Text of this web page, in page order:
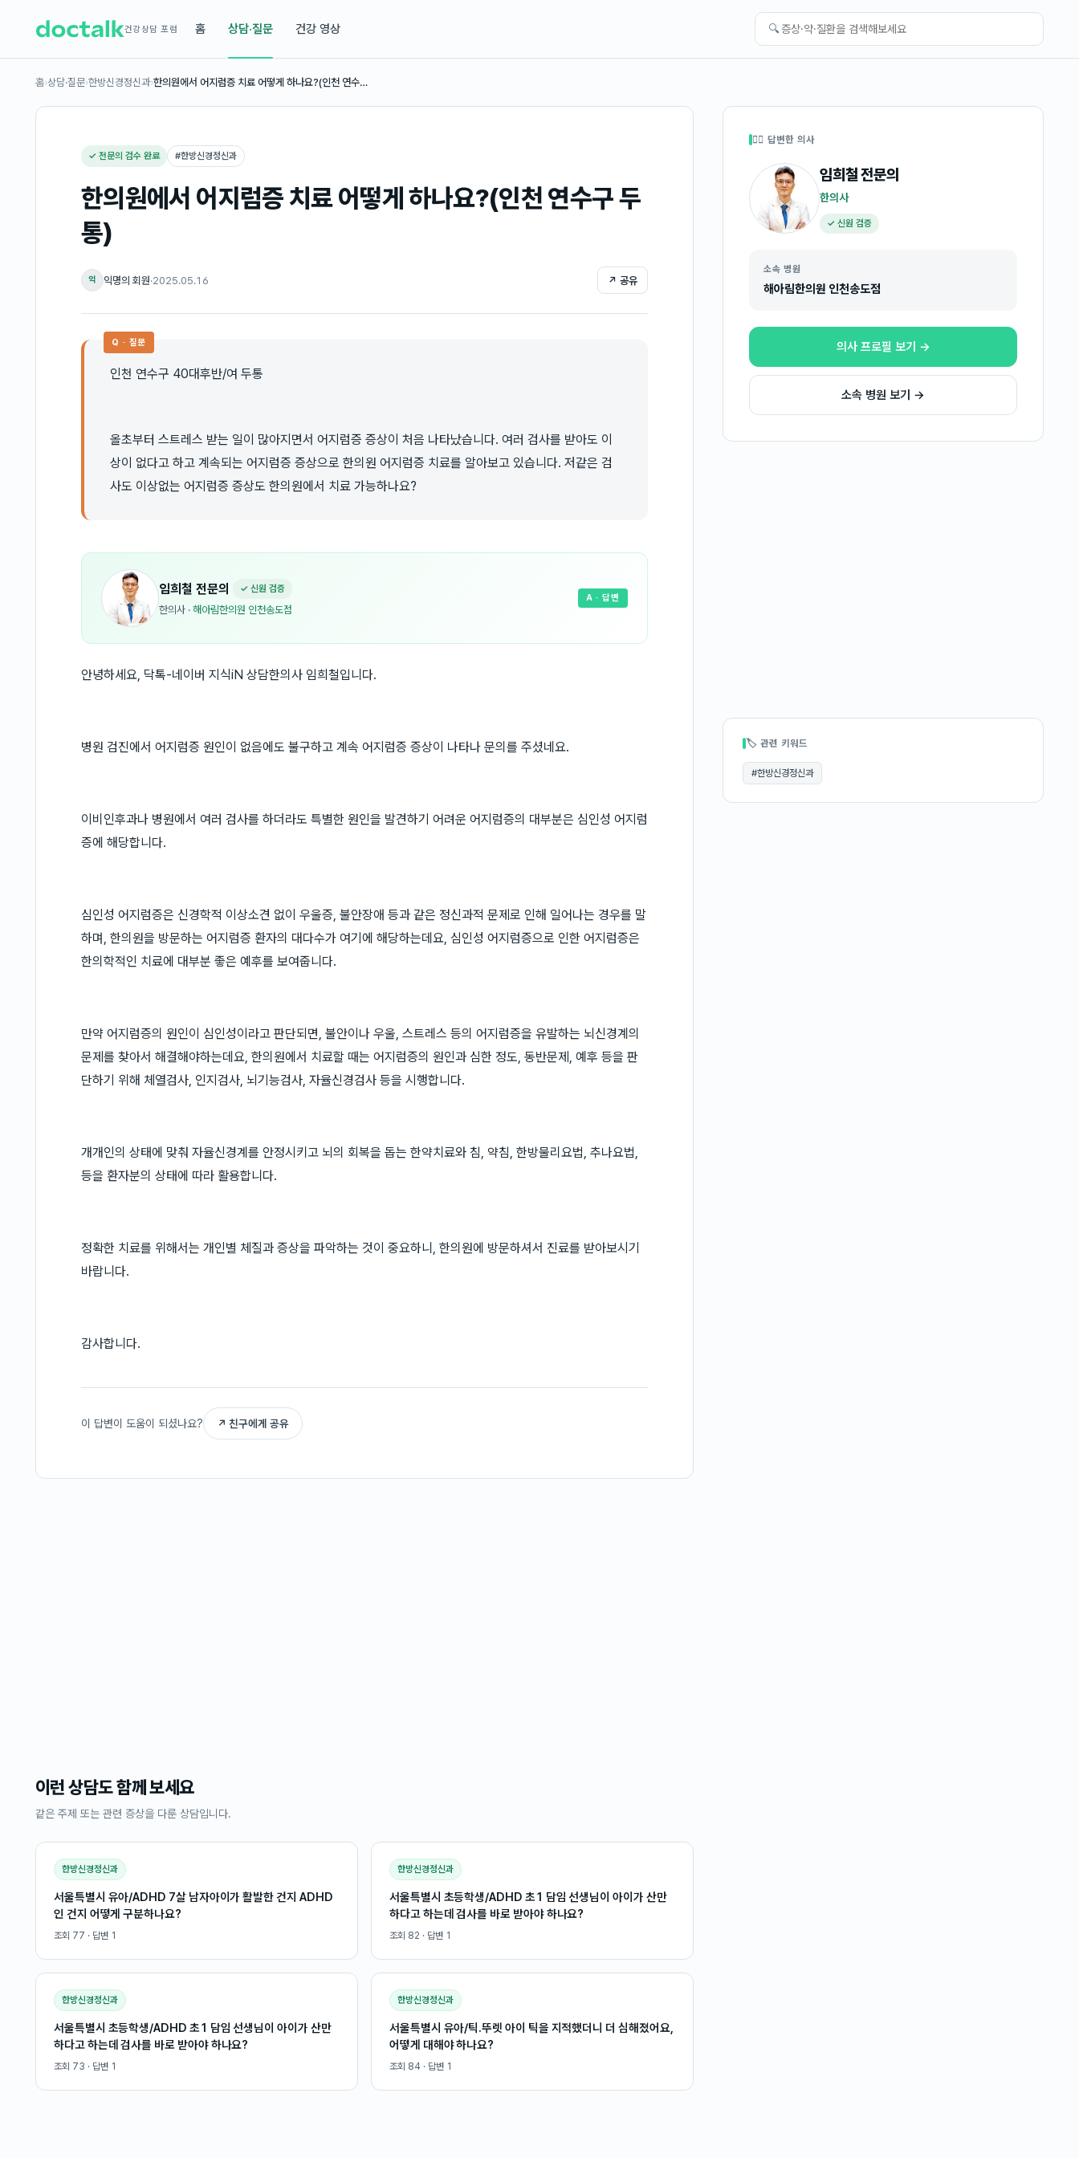
건강상담 포럼 홈 상담·질문 건강 영상 🔍
홈›상담·질문›한방신경정신과›한의원에서 어지럼증 치료 어떻게 하나요?(인천 연수…
✓ 전문의 검수 완료 #한방신경정신과
한의원에서 어지럼증 치료 어떻게 하나요?(인천 연수구 두
통)
익 익명의 회원·2025.05.16 ↗ 공유
Q · 질문
인천 연수구 40대후반/여 두통
올초부터 스트레스 받는 일이 많아지면서 어지럼증 증상이 처음 나타났습니다. 여러 검사를 받아도 이
상이 없다고 하고 계속되는 어지럼증 증상으로 한의원 어지럼증 치료를 알아보고 있습니다. 저같은 검
사도 이상없는 어지럼증 증상도 한의원에서 치료 가능하나요?
임희철 전문의 ✓ 신원 검증
한의사 · 해아림한의원 인천송도점
A · 답변
안녕하세요, 닥톡-네이버 지식iN 상담한의사 임희철입니다.
병원 검진에서 어지럼증 원인이 없음에도 불구하고 계속 어지럼증 증상이 나타나 문의를 주셨네요.
이비인후과나 병원에서 여러 검사를 하더라도 특별한 원인을 발견하기 어려운 어지럼증의 대부분은 심인성 어지럼
증에 해당합니다.
심인성 어지럼증은 신경학적 이상소견 없이 우울증, 불안장애 등과 같은 정신과적 문제로 인해 일어나는 경우를 말
하며, 한의원을 방문하는 어지럼증 환자의 대다수가 여기에 해당하는데요, 심인성 어지럼증으로 인한 어지럼증은
한의학적인 치료에 대부분 좋은 예후를 보여줍니다.
만약 어지럼증의 원인이 심인성이라고 판단되면, 불안이나 우울, 스트레스 등의 어지럼증을 유발하는 뇌신경계의
문제를 찾아서 해결해야하는데요, 한의원에서 치료할 때는 어지럼증의 원인과 심한 정도, 동반문제, 예후 등을 판
단하기 위해 체열검사, 인지검사, 뇌기능검사, 자율신경검사 등을 시행합니다.
개개인의 상태에 맞춰 자율신경계를 안정시키고 뇌의 회복을 돕는 한약치료와 침, 약침, 한방물리요법, 추나요법,
등을 환자분의 상태에 따라 활용합니다.
정확한 치료를 위해서는 개인별 체질과 증상을 파악하는 것이 중요하니, 한의원에 방문하셔서 진료를 받아보시기
바랍니다.
감사합니다.
이 답변이 도움이 되셨나요? ↗ 친구에게 공유
이런 상담도 함께 보세요
같은 주제 또는 관련 증상을 다룬 상담입니다.
한방신경정신과
서울특별시 유아/ADHD 7살 남자아이가 활발한 건지 ADHD
인 건지 어떻게 구분하나요?
조회 77 · 답변 1
한방신경정신과
서울특별시 초등학생/ADHD 초1 담임 선생님이 아이가 산만
하다고 하는데 검사를 바로 받아야 하나요?
조회 82 · 답변 1
한방신경정신과
서울특별시 초등학생/ADHD 초1 담임 선생님이 아이가 산만
하다고 하는데 검사를 바로 받아야 하나요?
조회 73 · 답변 1
한방신경정신과
서울특별시 유아/틱.뚜렛 아이 틱을 지적했더니 더 심해졌어요,
어떻게 대해야 하나요?
조회 84 · 답변 1
👩‍⚕️ 답변한 의사
임희철전문의
한의사
✓ 신원 검증
소속 병원
해아림한의원 인천송도점
의사 프로필 보기 →
소속 병원 보기 →
🏷 관련 키워드
#한방신경정신과